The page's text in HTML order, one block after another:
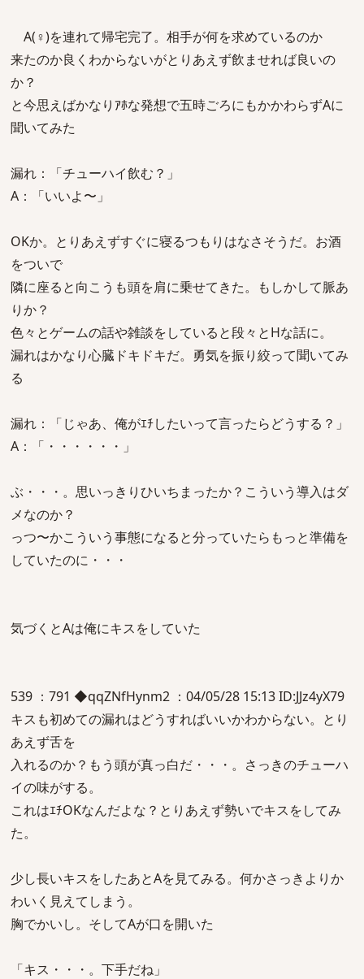
A(♀)を連れて帰宅完了。相手が何を求めているのか
来たのか良くわからないがとりあえず飲ませれば良いの
か？
と今思えばかなりｱﾎな発想で五時ごろにもかかわらずAに
聞いてみた
漏れ：「チューハイ飲む？」
A：「いいよ〜」
OKか。とりあえずすぐに寝るつもりはなさそうだ。お酒
をついで
隣に座ると向こうも頭を肩に乗せてきた。もしかして脈あ
りか？
色々とゲームの話や雑談をしていると段々とHな話に。
漏れはかなり心臓ドキドキだ。勇気を振り絞って聞いてみ
る
漏れ：「じゃあ、俺がｴﾁしたいって言ったらどうする？」
A：「・・・・・・」
ぶ・・・。思いっきりひいちまったか？こういう導入はダ
メなのか？
っつ〜かこういう事態になると分っていたらもっと準備を
していたのに・・・
気づくとAは俺にキスをしていた
539 ：791 ◆qqZNfHynm2 ：04/05/28 15:13 ID:JJz4yX79
キスも初めての漏れはどうすればいいかわからない。とり
あえず舌を
入れるのか？もう頭が真っ白だ・・・。さっきのチューハ
イの味がする。
これはｴﾁOKなんだよな？とりあえず勢いでキスをしてみ
た。
少し長いキスをしたあとAを見てみる。何かさっきよりか
わいく見えてしまう。
胸でかいし。そしてAが口を開いた
「キス・・・。下手だね」